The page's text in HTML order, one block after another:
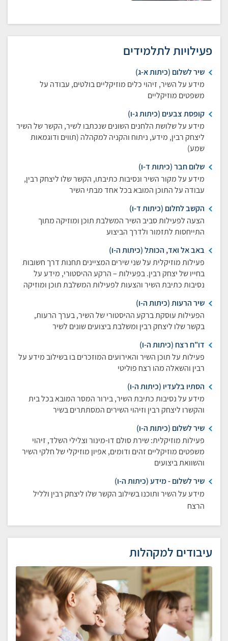
פעילויות לתלמידים
שיר לשלום (כיתות א-ג)
מידע על השיר, זיהוי כלים מוזיקליים בולטים, עבודה על
משפטים מוזיקליים
קופסת צבעים (כיתות ג-ו)
מידע על שלושת הלחנים השונים שנכתבו לשיר, הקשר של השיר
ליצחק רבין, מידע, ניתוח והקניה למקהלה (תווים ודוגמאות
שמע)
שלום חבר (כיתות ד-ו)
מידע על מקור השיר ונסיבות כתיבתו, הקשר שלו ליצחק רבין,
עבודה על התוכן המובא בכל אחד מבתי השיר
הקשב לחלום (כיתות ד-ו)
הצעה לפעילות סביב השיר המשלבת תוכן ומוזיקה מתוך
התייחסות לתזמור ולדרך הביצוע
באב אל ואד, הכותל (כיתות ה-ו)
פעילות מוזיקלית על שני שירים המציינים תחנות דרך חשובות
בחייו של יצחק רבין. בפעילות – הרקע ההיסטורי, מידע על
נסיבות כתיבת השיר והצעות לפעילות המשלבת תוכן ומוזיקה
שיר הרעות (כיתות ה-ו)
הפעילות עוסקת ברקע ההיסטורי של השיר, בערך הרעות,
בקשר שלו ליצחק רבין ומשלבת ביצועים שונים לשיר
דו"ח רצח (כיתות ה-ו)
פעילות על תוכן השיר והאירועים המוזכרים בו בשילוב מידע על
רבין והשאלה מהו רצח פוליטי
הסתיו בלעדיו (כיתות ה-ו)
מידע על נסיבות כתיבת השיר, בירור המסר המובא בכל בית
והקשרו ליצחק רבין וזיהוי השירים המסתתרים בשיר
שיר לשלום (כיתות ה-ו)
פעילות מוזיקלית: שירת סולם דו-מינור וצלילי השלד, זיהוי
משפטים מוזיקליים זהים ודומים, אפיון מוזיקלי של חלקי השיר
והשוואת ביצועים
שיר לשלום - מידע (כיתות ה-ו)
מידע על השיר ותוכנו בשילוב הקשר שלו ליצחק רבין ולליל
הרצח
עיבודים למקהלות